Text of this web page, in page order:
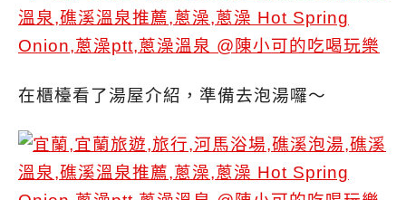
在櫃檯看了湯屋介紹，準備去泡湯囉～